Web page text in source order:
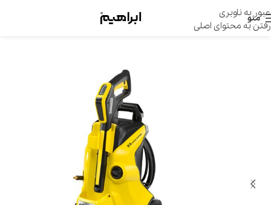
عبور به ناوبری
رفتن به محتوای اصلی
منو